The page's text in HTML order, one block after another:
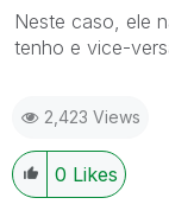
Neste caso, ele
tenho e vice-
2,423 Views
0 Likes